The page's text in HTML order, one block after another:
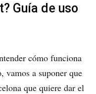
Guía de uso
cómo funciona
vamos a suponer que
que quiere dar el